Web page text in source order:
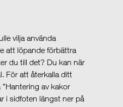
vilja använda
att löpande förbättra
du till det? Du kan när
För att återkalla ditt
av kakor
i sidfoten längst ner på